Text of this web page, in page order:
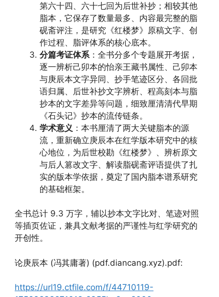
第六十四、六十七回为后世补抄；相较其他
脂本，它保存了数量最多、内容最完整的脂
砚斋评注，是研究《红楼梦》原稿文字、创
作过程、脂评体系的核心底本。
分篇考证体系 ：全书分多个专题展开考据，
逐一辨析己卯本的怡亲王藏书属性、己卯本
与庚辰本文字异同、抄手笔迹区分、各回批
语归属、后世补抄文字辨析、程高刻本与脂
抄本的文字差异等问题，细致厘清清代早期
《石头记》抄本的流传链条。
学术意义 ：本书厘清了两大关键脂本的源
流，重新确立庚辰本在红学版本研究中的核
心地位，为后世校勘《红楼梦》、辨析原文
与后人篡改文字、解读脂砚斋评语提供了扎
实的版本学依据，奠定了国内脂本谱系研究
的基础框架。
全书总计 9.3 万字，辅以抄本文字比对、笔迹对照
等插页佐证，兼具文献考据的严谨性与红学研究的
开创性。
论庚辰本 (冯其庸著) (pdf.diancang.xyz).pdf:
https://url19.ctfile.com/f/44710119-